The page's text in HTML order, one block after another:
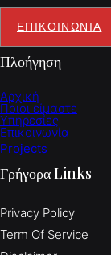
ΕΠΙΚΟΙΝΩΝΙΑ
Πλοήγηση
Αρχική
Ποιοι είμαστε
Υπηρεσίες
Επικοινωνία
Projects
Γρήγορα Links
Privacy Policy
Term Of Service